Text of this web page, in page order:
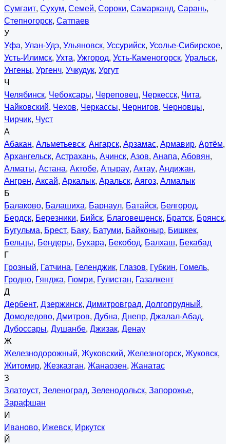
Сумгаит, Сухум, Семей, Сороки, Самарканд, Сарань,
Степногорск, Сатпаев
У
Уфа, Улан-Удэ, Ульяновск, Уссурийск, Усолье-Сибирское,
Усть-Илимск, Ухта, Ужгород, Усть-Каменогорск, Уральск,
Унгены, Ургенч, Учкудук, Ургут
Ч
Челябинск, Чебоксары, Череповец, Черкесск, Чита,
Чайковский, Чехов, Черкассы, Чернигов, Черновцы,
Чирчик, Чуст
А
Абакан, Альметьевск, Ангарск, Арзамас, Армавир, Артём,
Архангельск, Астрахань, Ачинск, Азов, Анапа, Абовян,
Алматы, Астана, Актобе, Атырау, Актау, Андижан,
Ангрен, Аксай, Аркалык, Аральск, Аягоз, Алмалык
Б
Балаково, Балашиха, Барнаул, Батайск, Белгород,
Бердск, Березники, Бийск, Благовещенск, Братск, Брянск,
Бугульма, Брест, Баку, Батуми, Байконыр, Бишкек,
Бельцы, Бендеры, Бухара, Бекобод, Балхаш, Бекабад
Г
Грозный, Гатчина, Геленджик, Глазов, Губкин, Гомель,
Гродно, Гянджа, Гюмри, Гулистан, Газалкент
Д
Дербент, Дзержинск, Димитровград, Долгопрудный,
Домодедово, Дмитров, Дубна, Днепр, Джалал-Абад,
Дубоссары, Душанбе, Джизак, Денау
Ж
Железнодорожный, Жуковский, Железногорск, Жуковск,
Житомир, Жезказган, Жанаозен, Жанатас
З
Златоуст, Зеленоград, Зеленодольск, Запорожье,
Зарафшан
И
Иваново, Ижевск, Иркутск
Й